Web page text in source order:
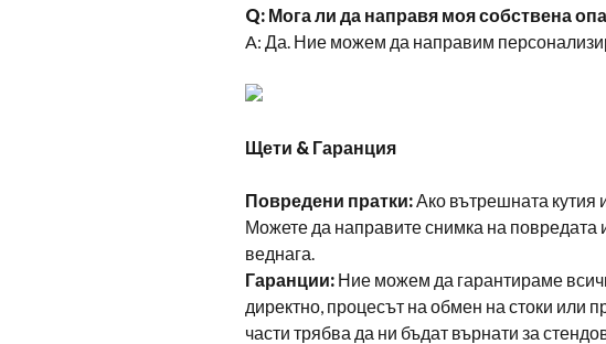
Q: Мога ли да направя моя собствена
A: Да. Ние можем да направим
Щети & Гаранция
Повредени пратки:Ако вътрешната кутия
Можете да направите снимка на
веднага.
Гаранции: Ние можем да гарантираме
директно, процесът на обмен на стоки или
части трябва да ни бъдат върнати за